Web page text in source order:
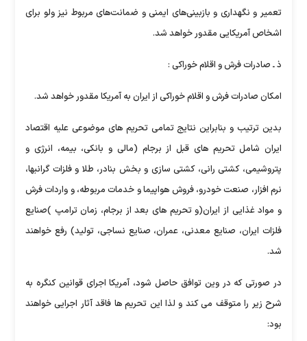
تعمیر و نگهداری و بازبینی‌های ایمنی و ضمانت‌های مربوط نیز ولو برای
اشخاص آمریکایی مقدور خواهد شد.
ذ ـ صادرات فرش و اقلام خوراکی :
امکان صادرات فرش و اقلام خوراکی از ایران به آمریکا مقدور خواهد شد.
بدین ترتیب و بنابراین نتایج تمامی تحریم های موضوعی علیه اقتصاد
ایران شامل تحریم های قبل از برجام (مالی و بانکی، بیمه، انرژی و
پتروشیمی، کشتی رانی، کشتی سازی و بخش بنادر، طلا و فلزات گرانبها،
نرم افزار، صنعت خودرو، فروش هواپیما و خدمات مربوطه، و واردات فرش
و مواد غذایی از ایران(و تحریم های بعد از برجام، زمان ترامپ )صنایع
فلزات ایران، صنایع معدنی، عمران، صنایع نساجی، تولید) رفع خواهند
شد.
در صورتی که در وین توافق حاصل شود، آمریکا اجرای قوانین کنگره به
شرح زیر را متوقف می کند و لذا این تحریم ها فاقد آثار اجرایی خواهند
بود: